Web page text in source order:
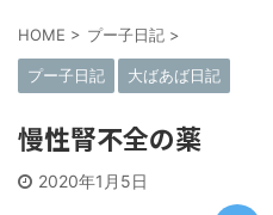
HOME > プー子日記 >
プー子日記 大ばあば日記
慢性腎不全の薬
2020年1月5日